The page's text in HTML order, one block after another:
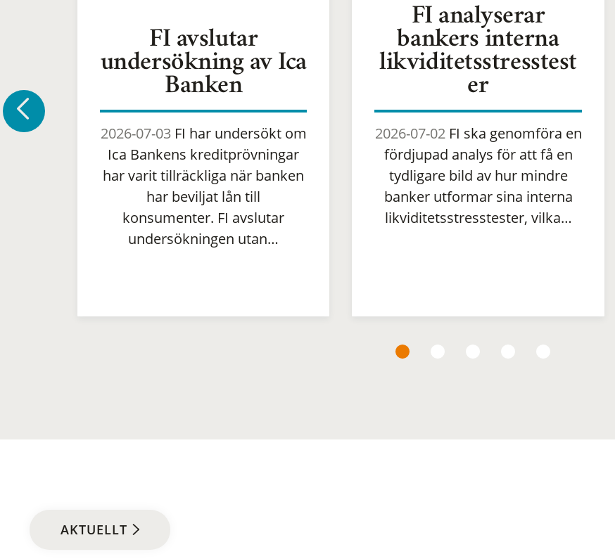
FI avslutar
undersökning av Ica
Banken
2026-07-03FI har undersökt om
Ica Bankens kreditprövningar
har varit tillräckliga när banken
har beviljat lån till
konsumenter. FI avslutar
undersökningen utan…
FI analyserar
bankers interna
likviditetsstresstest
er
2026-07-02FI ska genomföra en
fördjupad analys för att få en
tydligare bild av hur mindre
banker utformar sina interna
likviditetsstresstester, vilka…
AKTUELLT